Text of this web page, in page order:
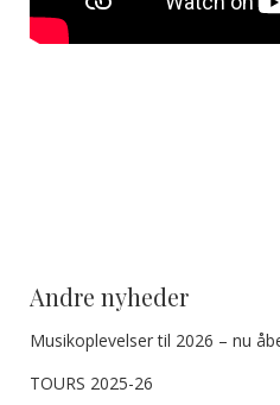
Andre nyheder
Musikoplevelser til 2026 – nu
TOURS 2025-26